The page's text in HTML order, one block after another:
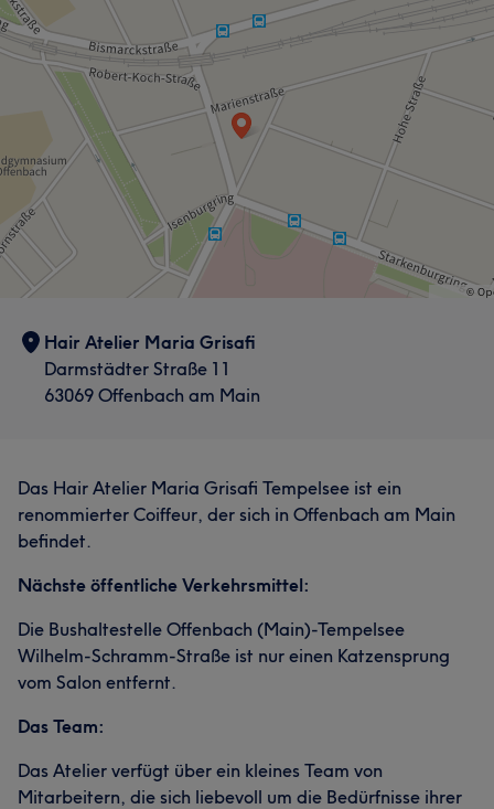
Hair Atelier Maria Grisafi
Darmstädter Straße 11
63069 Offenbach am Main
Das Hair Atelier Maria Grisafi Tempelsee ist ein
renommierter Coiffeur, der sich in Offenbach am Main
befindet.
Nächste öffentliche Verkehrsmittel:
Die Bushaltestelle Offenbach (Main)-Tempelsee
Wilhelm-Schramm-Straße ist nur einen Katzensprung
vom Salon entfernt.
Das Team:
Das Atelier verfügt über ein kleines Team von
Mitarbeitern, die sich liebevoll um die Bedürfnisse ihrer